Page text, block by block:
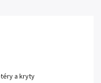
a kryty